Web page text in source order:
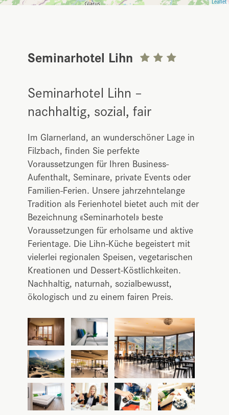
Seminarhotel Lihn
Seminarhotel Lihn –
nachhaltig, sozial, fair
Im Glarnerland, an wunderschöner Lage in
Filzbach, finden Sie perfekte
Voraussetzungen für Ihren Business-
Aufenthalt, Seminare, private Events oder
Familien-Ferien. Unsere jahrzehntelange
Tradition als Ferienhotel bietet auch mit der
Bezeichnung «Seminarhotel» beste
Voraussetzungen für erholsame und aktive
Ferientage. Die Lihn-Küche begeistert mit
vielerlei regionalen Speisen, vegetarischen
Kreationen und Dessert-Köstlichkeiten.
Nachhaltig, naturnah, sozialbewusst,
ökologisch und zu einem fairen Preis.